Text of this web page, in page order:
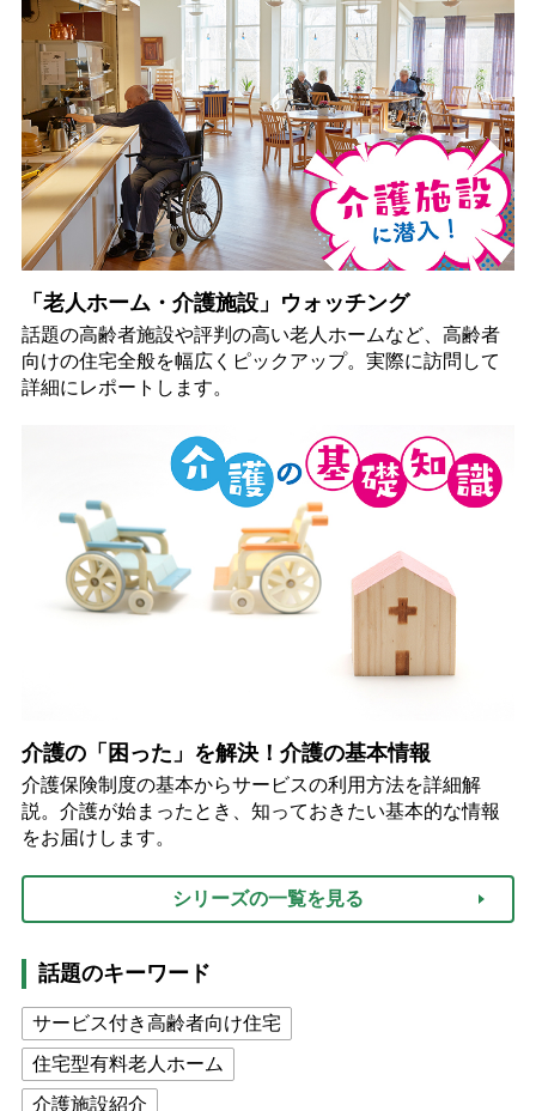
「老人ホーム・介護施設」ウォッチング
話題の高齢者施設や評判の高い老人ホームなど、高齢者
向けの住宅全般を幅広くピックアップ。実際に訪問して
詳細にレポートします。
介護の「困った」を解決！介護の基本情報
介護保険制度の基本からサービスの利用方法を詳細解
説。介護が始まったとき、知っておきたい基本的な情報
をお届けします。
シリーズの一覧を見る
話題のキーワード
サービス付き高齢者向け住宅
住宅型有料老人ホーム
介護施設紹介